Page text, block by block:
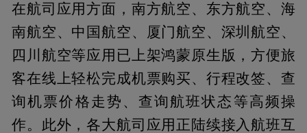
在航司应用方面，南方航空、东方航空、海
南航空、中国航空、厦门航空、深圳航空、
四川航空等应用已上架鸿蒙原生版，方便旅
客在线上轻松完成机票购买、行程改签、查
询机票价格走势、查询航班状态等高频操
作。此外，各大航司应用正陆续接入航班互